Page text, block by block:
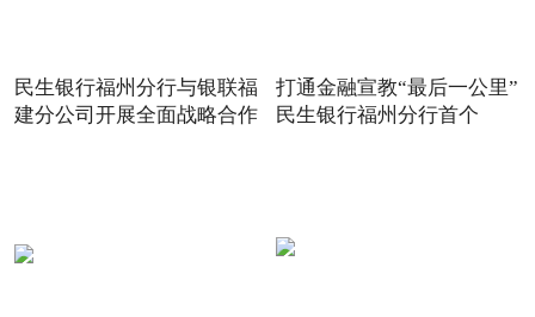
民生银行福州分行与银联福
建分公司开展全面战略合作
打通金融宣教“最后一公里”
民生银行福州分行首个